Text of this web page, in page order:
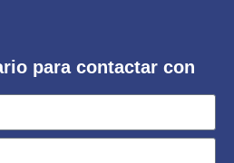
para contactar con